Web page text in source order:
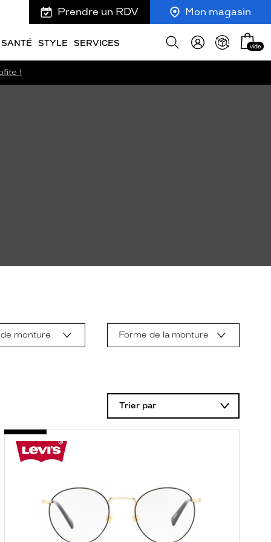
Prendre un RDV Mon magasin
SANTÉ STYLE SERVICES
Afficher
Mon
panier
vide
!
monture Forme de la monture
Trier par